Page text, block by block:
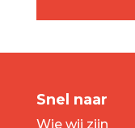
Snel naar
Wie wij zijn